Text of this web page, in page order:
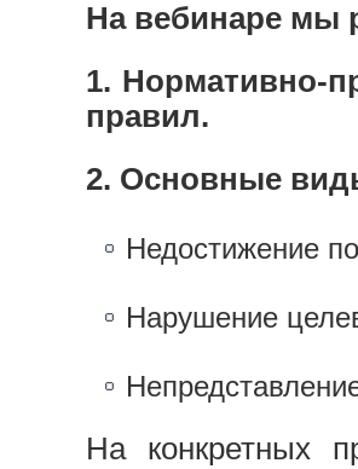
На вебинаре мы
1. Нормативно-
правил.
2. Основные
Недостижение
Нарушение
На конкретных